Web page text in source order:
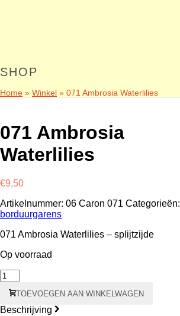
SHOP
Home » Winkel » 071 Ambrosia Waterlilies
071 Ambrosia
Waterlilies
€9,50
Artikelnummer: 06 Caron 071 Categorieën:
borduurgarens
071 Ambrosia Waterlilies – splijtzijde
Op voorraad
071
Ambrosia
Waterlilies
aantal
TOEVOEGEN AAN WINKELWAGEN
Beschrijving